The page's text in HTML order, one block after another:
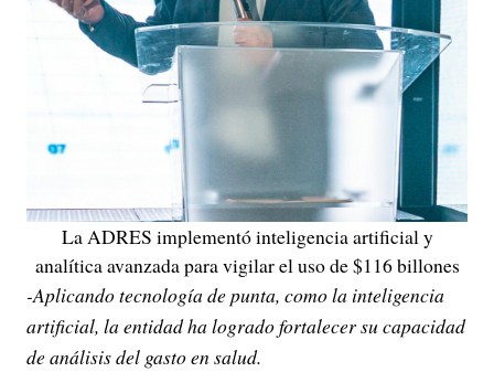
La ADRES implementó inteligencia artificial y
analítica avanzada para vigilar el uso de $116 billones
-Aplicando tecnología de punta, como la inteligencia
artificial, la entidad ha logrado fortalecer su capacidad
de análisis del gasto en salud.